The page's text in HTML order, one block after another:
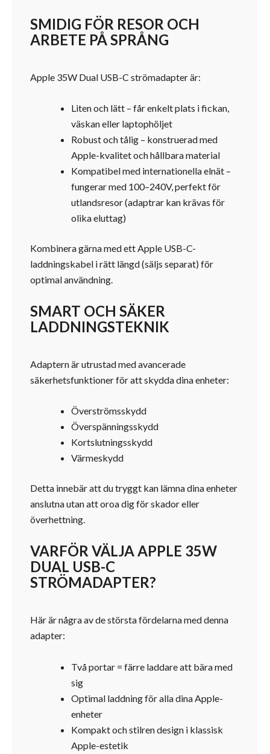
SMIDIG FÖR RESOR OCH
ARBETE PÅ SPRÅNG
Apple 35W Dual USB-C strömadapter är:
Liten och lätt – får enkelt plats i fickan,
väskan eller laptophöljet
Robust och tålig – konstruerad med
Apple-kvalitet och hållbara material
Kompatibel med internationella elnät –
fungerar med 100–240V, perfekt för
utlandsresor (adaptrar kan krävas för
olika eluttag)
Kombinera gärna med ett Apple USB-C-
laddningskabel i rätt längd (säljs separat) för
optimal användning.
SMART OCH SÄKER
LADDNINGSTEKNIK
Adaptern är utrustad med avancerade
säkerhetsfunktioner för att skydda dina enheter:
Överströmsskydd
Överspänningsskydd
Kortslutningsskydd
Värmeskydd
Detta innebär att du tryggt kan lämna dina enheter
anslutna utan att oroa dig för skador eller
överhettning.
VARFÖR VÄLJA APPLE 35W
DUAL USB-C
STRÖMADAPTER?
Här är några av de största fördelarna med denna
adapter:
Två portar = färre laddare att bära med
sig
Optimal laddning för alla dina Apple-
enheter
Kompakt och stilren design i klassisk
Apple-estetik